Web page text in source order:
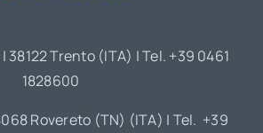
38122 Trento (ITA) | Tel. +39 0461
1828600
Rovereto (TN) (ITA) | Tel. +39